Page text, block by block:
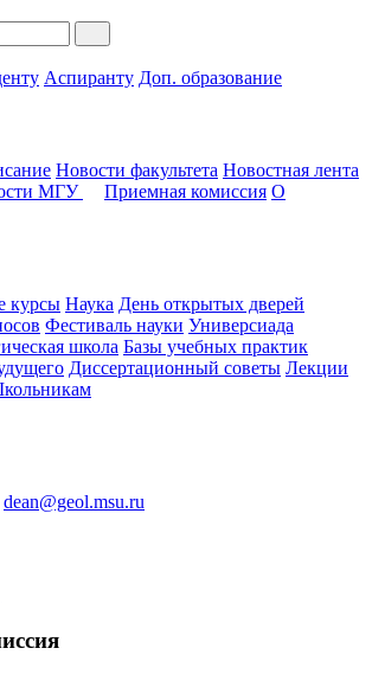
Аспиранту Доп. образование
Новости факультета Новостная лента
МГУ Приемная комиссия О
курсы Наука День открытых дверей
Фестиваль науки Универсиада
школа Базы учебных практик
Диссертационный советы Лекции
dean@geol.msu.ru